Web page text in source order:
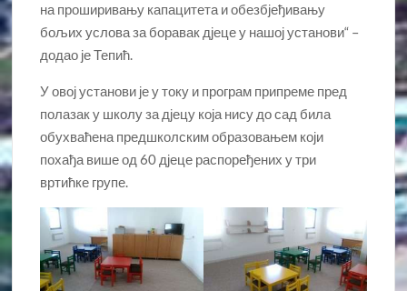
на проширивању капацитета и обезбјеђивању
бољих услова за боравак дјеце у нашој установи“ –
додао је Тепић.
У овој установи је у току и програм припреме пред
полазак у школу за дјецу која нису до сад била
обухваћена предшколским образовањем који
похађа више од 60 дјеце распоређених у три
вртићке групе.